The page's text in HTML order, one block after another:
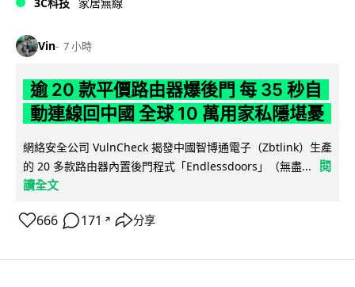
Vin 7 小時
逾 20 款平價路由器爆後門 每 35 秒自
動連線回中國 全球 10 萬用家私隱堪憂
網絡安全公司 VulnCheck 揭發中國智博通電子（Zbtlink）生產
的 20 多款路由器內置後門程式「Endlessdoors」（無盡...
閱
讀全文
666 171 ↗ 分享